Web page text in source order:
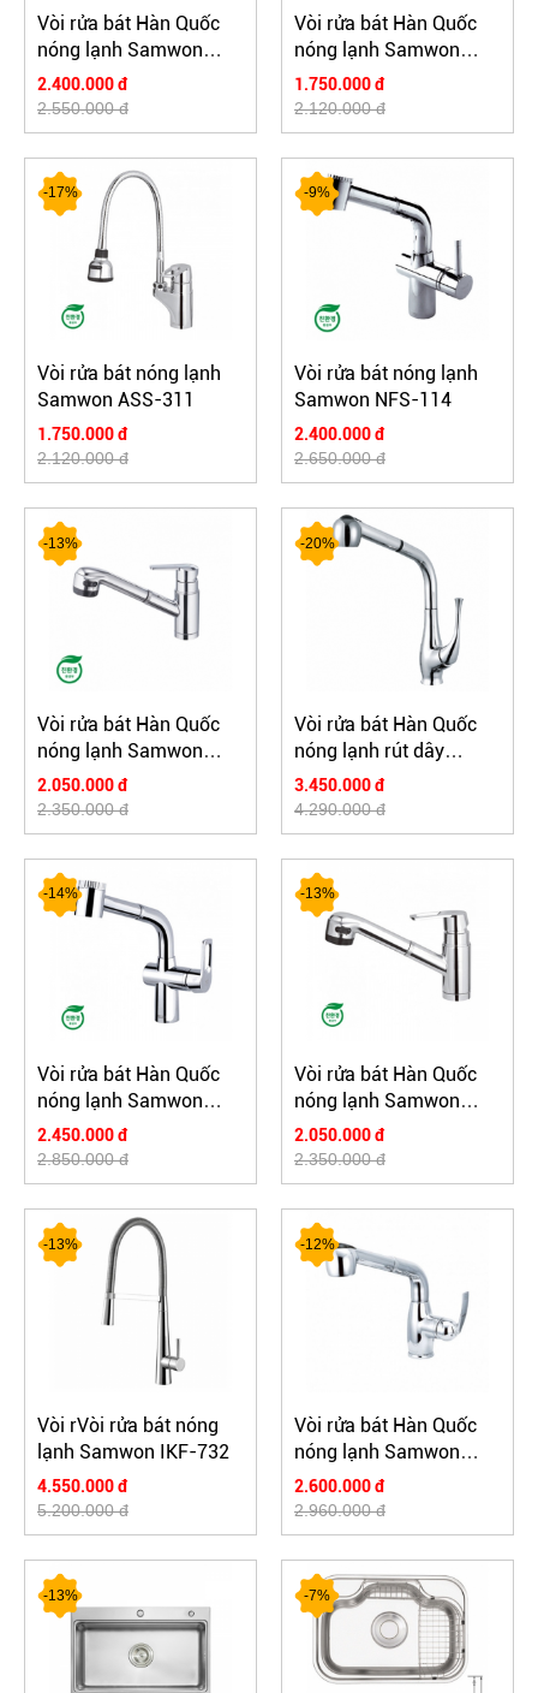
Vòi rửa bát Hàn Quốc
nóng lạnh Samwon
PSS-162
2.400.000 đ
2.550.000 đ
Vòi rửa bát Hàn Quốc
nóng lạnh Samwon
QSS-311
1.750.000 đ
2.120.000 đ
-17%
Vòi rửa bát nóng lạnh
Samwon ASS-311
1.750.000 đ
2.120.000 đ
-9%
Vòi rửa bát nóng lạnh
Samwon NFS-114
2.400.000 đ
2.650.000 đ
-13%
Vòi rửa bát Hàn Quốc
nóng lạnh Samwon
QFS-080
2.050.000 đ
2.350.000 đ
-20%
Vòi rửa bát Hàn Quốc
nóng lạnh rút dây
Samwon KFS-457
3.450.000 đ
4.290.000 đ
-14%
Vòi rửa bát Hàn Quốc
nóng lạnh Samwon
AFS-114
2.450.000 đ
2.850.000 đ
-13%
Vòi rửa bát Hàn Quốc
nóng lạnh Samwon
AFS-080
2.050.000 đ
2.350.000 đ
-13%
Vòi rVòi rửa bát nóng
lạnh Samwon IKF-732
4.550.000 đ
5.200.000 đ
-12%
Vòi rửa bát Hàn Quốc
nóng lạnh Samwon
PFS-164
2.600.000 đ
2.960.000 đ
-13% -7%